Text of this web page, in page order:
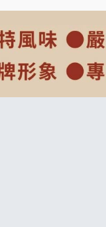
手作功夫茶加盟說明會
SHARE TEA歇腳亭